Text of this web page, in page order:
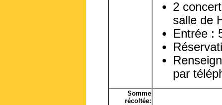
2
salle de
Entrée :
par
Somme
récoltée: